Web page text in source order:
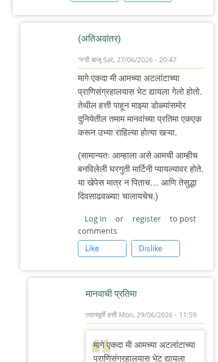
(अतिअवांतर)
'न'वी बाजूSat, 27/06/2026 - 20:47
reply
to
हत्तीची
प्रतिमा
त्यागमूर्ती
हत्ती
मागे एकदा मी आमच्या अटलांटाच्या
प्राणिसंग्रहालयास भेट द्यायला गेलो होतो.
तेथील हत्ती पाहून माझ्या डोळ्यांसमोर
दुनियेतील तमाम मानवांच्या प्रतिमा एकएक
करून उभ्या राहिल्या होत्या खऱ्या.
(सामान्यतः आम्हाला असे आमची आम्हीच
बनविलेली घरगुती मार्टिनी प्यायल्यावर होते.
या खेपेस मात्र न पिताच… आणि तेसुद्धा
दिवसाढवळ्या! चालायचेच.)
Log in or register
to post
comments
Like
Dislike
मानवाची प्रतिमा
त्यागमूर्ती हत्ती Mon, 29/06/2026 - 11:59
In
reply
to
मागे एकदा मी आमच्या अटलांटाच्या
प्राणिसंग्रहालयास भेट द्यायला